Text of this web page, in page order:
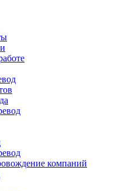
компаний